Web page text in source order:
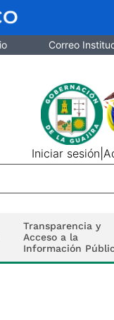
Correo
Iniciar sesión |
Transparencia y
Acceso a la
Información